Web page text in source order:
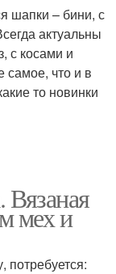
шапки – бини, с
актуальны
с косами и
самое, что и в
то новинки
Вязаная
мех и
потребуется: